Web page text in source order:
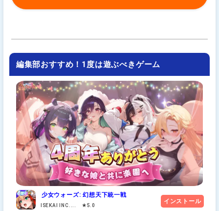
編集部おすすめ！1度は遊ぶべきゲーム
少女ウォーズ: 幻想天下統一戦
ISEKAI INC.... ★5.0
インストール